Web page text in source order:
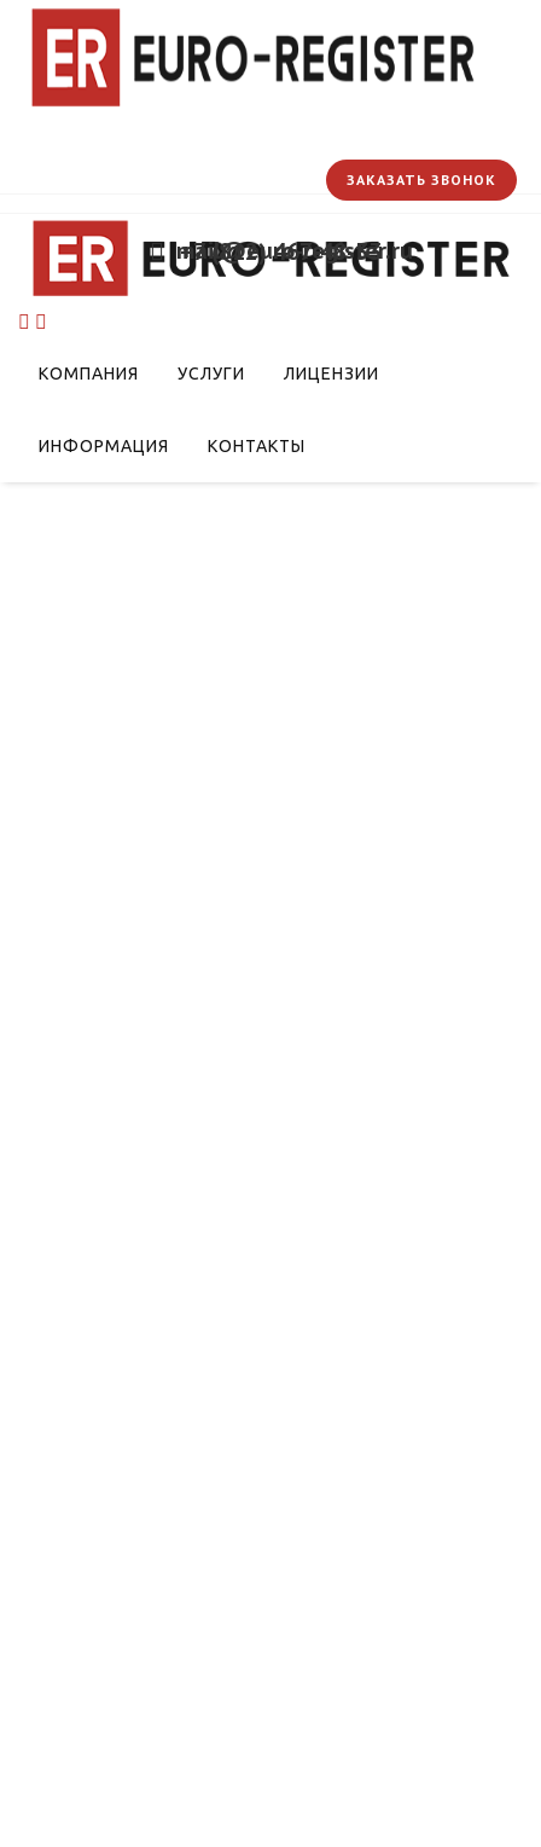
+7 (812) 467-48-33
mail@euro-register.ru
ЗАКАЗАТЬ ЗВОНОК
КОМПАНИЯ УСЛУГИ ЛИЦЕНЗИИ
ИНФОРМАЦИЯ КОНТАКТЫ